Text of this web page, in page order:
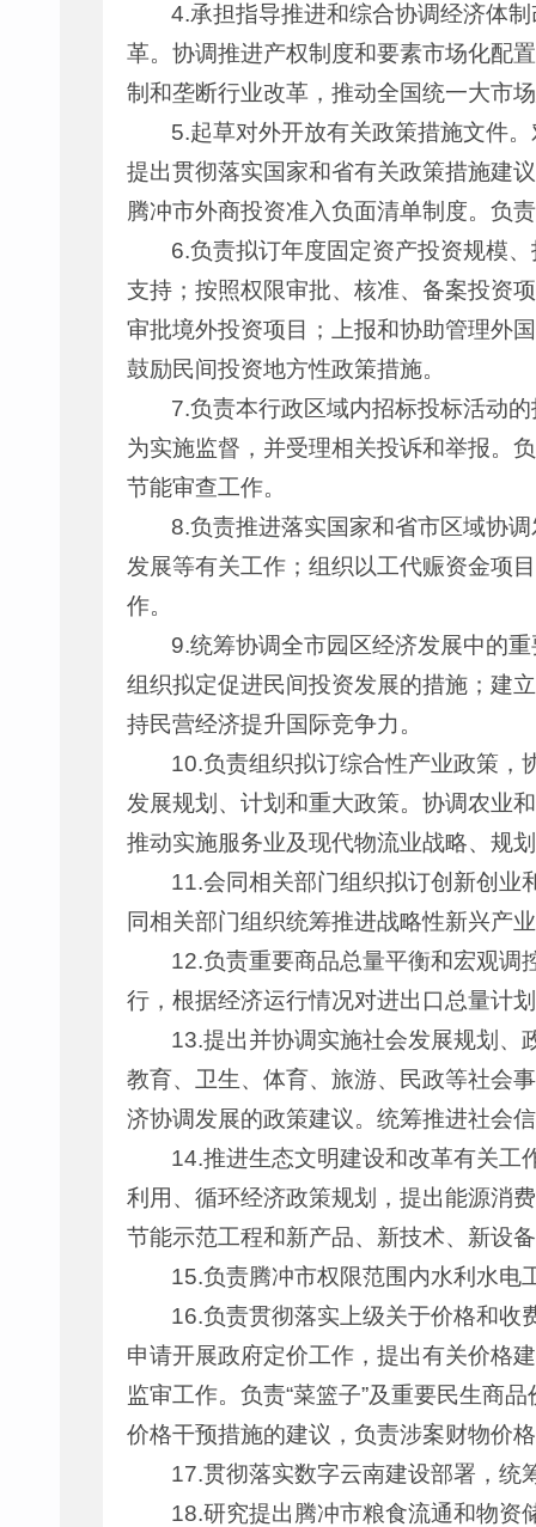
4.承担指导推进和综合协调经济体
革。协调推进产权制度和要素市场化配
制和垄断行业改革，推动全国统一大市
5.起草对外开放有关政策措施文件
提出贯彻落实国家和省有关政策措施建
腾冲市外商投资准入负面清单制度。负
6.负责拟订年度固定资产投资规模
支持；按照权限审批、核准、备案投资
审批境外投资项目；上报和协助管理外
鼓励民间投资地方性政策措施。
7.负责本行政区域内招标投标活动
为实施监督，并受理相关投诉和举报。
节能审查工作。
8.负责推进落实国家和省市区域协
发展等有关工作；组织以工代赈资金项
作。
9.统筹协调全市园区经济发展中的
组织拟定促进民间投资发展的措施；建
持民营经济提升国际竞争力。
10.负责组织拟订综合性产业政策，
发展规划、计划和重大政策。协调农业
推动实施服务业及现代物流业战略、规
11.会同相关部门组织拟订创新创业
同相关部门组织统筹推进战略性新兴产
12.负责重要商品总量平衡和宏观调
行，根据经济运行情况对进出口总量计
13.提出并协调实施社会发展规划、
教育、卫生、体育、旅游、民政等社会
济协调发展的政策建议。统筹推进社会
14.推进生态文明建设和改革有关工
利用、循环经济政策规划，提出能源消
节能示范工程和新产品、新技术、新设
15.负责腾冲市权限范围内水利水电
16.负责贯彻落实上级关于价格和收
申请开展政府定价工作，提出有关价格
监审工作。负责“菜篮子”及重要民生商
价格干预措施的建议，负责涉案财物价
17.贯彻落实数字云南建设部署，统
18.研究提出腾冲市粮食流通和物资